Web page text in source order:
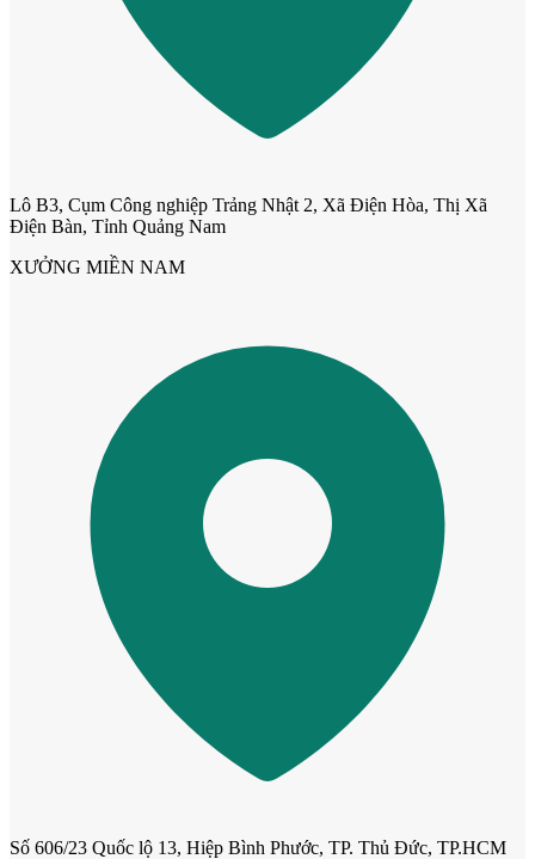
Cửa Nhựa Cao Cấp
Cửa Nhựa Giả Gỗ
Lô B3, Cụm Công nghiệp Trảng Nhật 2, Xã Điện Hòa, Thị Xã
Điện Bàn, Tỉnh Quảng Nam
XƯỞNG MIỀN NAM
Số 606/23 Quốc lộ 13, Hiệp Bình Phước, TP. Thủ Đức, TP.HCM